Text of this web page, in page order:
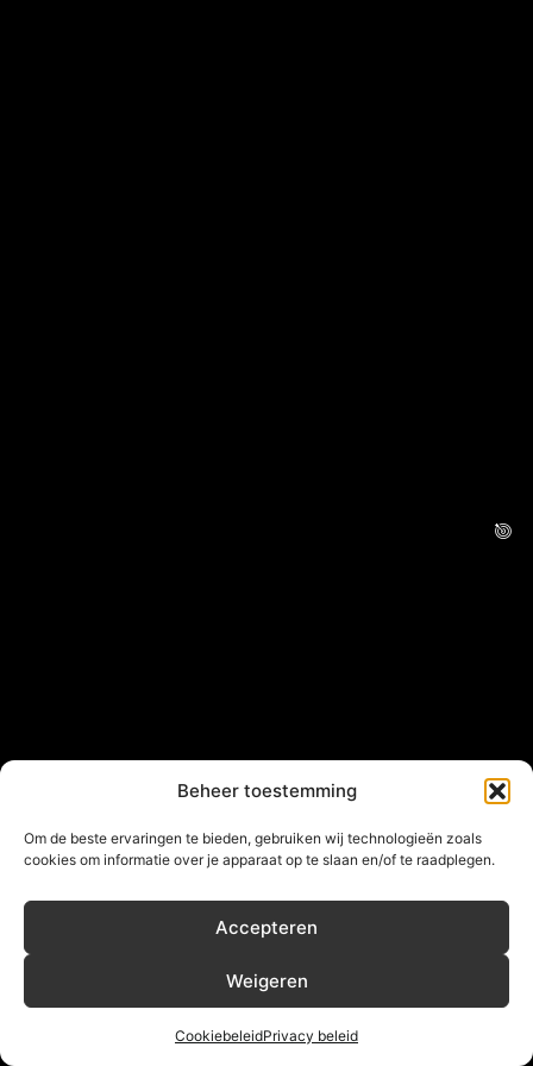
Beheer toestemming
Om de beste ervaringen te bieden, gebruiken wij technologieën zoals
cookies om informatie over je apparaat op te slaan en/of te raadplegen.
Accepteren
Weigeren
CookiebeleidPrivacy beleid